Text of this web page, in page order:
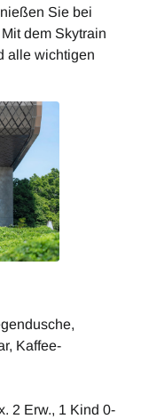
Sie bei
dem Skytrain
alle wichtigen
Kaffee-
2 Erw., 1 Kind 0-